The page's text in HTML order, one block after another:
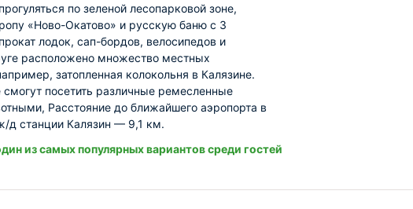
по зеленой лесопарковой зоне,
«Ново-Окатово» и русскую баню с 3
лодок, сап-бордов, велосипедов и
расположено множество местных
затопленная колокольня в Калязине.
посетить различные ремесленные
Расстояние до ближайшего аэропорта в
станции Калязин — 9,1 км.
из самых популярных вариантов среди гостей